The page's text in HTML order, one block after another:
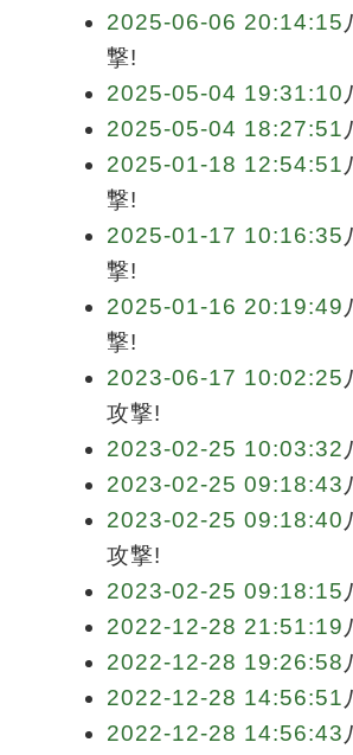
2025-06-06 20:14:15
撃!
2025-05-04 19:31:10
2025-05-04 18:27:51
2025-01-18 12:54:51
撃!
2025-01-17 10:16:35
撃!
2025-01-16 20:19:49
撃!
2023-06-17 10:02:25
攻撃!
2023-02-25 10:03:32
2023-02-25 09:18:43
2023-02-25 09:18:40
攻撃!
2023-02-25 09:18:15
2022-12-28 21:51:19
2022-12-28 19:26:58
2022-12-28 14:56:51
2022-12-28 14:56:43